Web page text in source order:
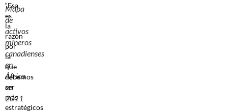
Mapa
de
activos
mineros
canadienses
en
África
en
2011
“Esa
es
la
razón
por
la
que
debemos
ser
más
estratégicos